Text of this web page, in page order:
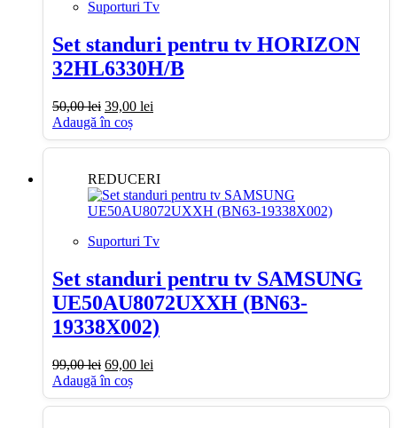
Suporturi Tv
Set standuri pentru tv HORIZON
32HL6330H/B
50,00lei Prețul
inițial
a
fost:
39,00 lei
este:
39,00 lei.
Adaugă în coș
REDUCERI
Suporturi Tv
Set standuri pentru tv SAMSUNG
UE50AU8072UXXH (BN63-
19338X002)
99,00lei Prețul
inițial
a
fost:
69,00 lei
este:
69,00 lei.
Adaugă în coș